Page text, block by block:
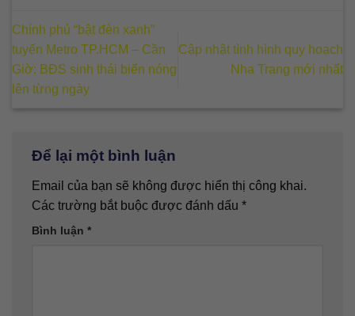
Chính phủ “bật đèn xanh”
tuyến Metro TP.HCM – Cần
Giờ: BĐS sinh thái biển nóng
lên từng ngày
Cập nhật tình hình quy hoạch
Nha Trang mới nhất
Để lại một bình luận
Email của bạn sẽ không được hiển thị công khai.
Các trường bắt buộc được đánh dấu *
Bình luận *